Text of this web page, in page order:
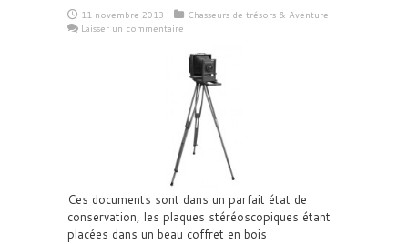
11 novembre 2013
Chasseurs de trésors & Aventure
Laisser un commentaire
Ces documents sont dans un parfait état de
conservation, les plaques stéréoscopiques étant
placées dans un beau coffret en bois